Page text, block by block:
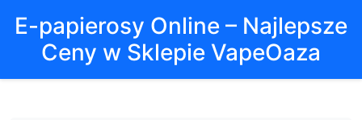
E-papierosy Online – Najlepsze
Ceny w Sklepie VapeOaza